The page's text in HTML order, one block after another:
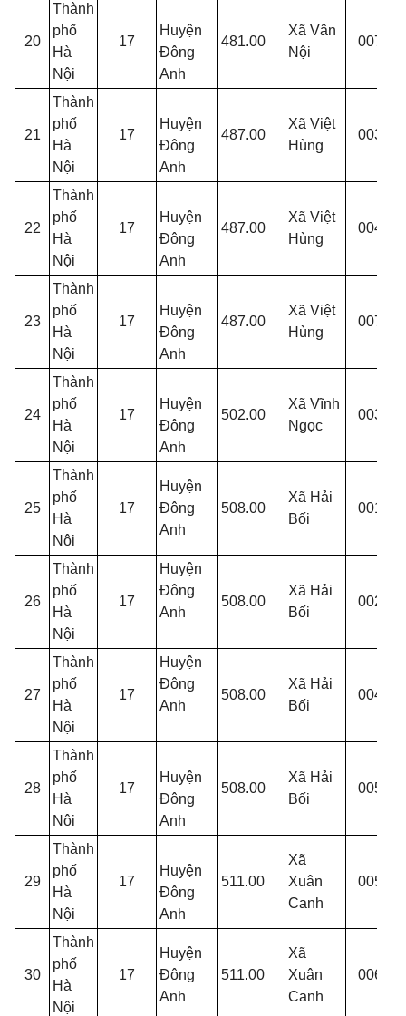
20
Thành
phố
Hà
Nội
17
Huyện
Đông
Anh
481.00
Xã Vân
Nội
007
21
Thành
phố
Hà
Nội
17
Huyện
Đông
Anh
487.00
Xã Việt
Hùng
003
22
Thành
phố
Hà
Nội
17
Huyện
Đông
Anh
487.00
Xã Việt
Hùng
004
23
Thành
phố
Hà
Nội
17
Huyện
Đông
Anh
487.00
Xã Việt
Hùng
007
24
Thành
phố
Hà
Nội
17
Huyện
Đông
Anh
502.00
Xã Vĩnh
Ngọc
003
25
Thành
phố
Hà
Nội
17
Huyện
Đông
Anh
508.00
Xã Hải
Bối
001
26
Thành
phố
Hà
Nội
17
Huyện
Đông
Anh
508.00
Xã Hải
Bối
002
27
Thành
phố
Hà
Nội
17
Huyện
Đông
Anh
508.00
Xã Hải
Bối
004
28
Thành
phố
Hà
Nội
17
Huyện
Đông
Anh
508.00
Xã Hải
Bối
005
29
Thành
phố
Hà
Nội
17
Huyện
Đông
Anh
511.00
Xã
Xuân
Canh
005
30
Thành
phố
Hà
Nội
17
Huyện
Đông
Anh
511.00
Xã
Xuân
Canh
006